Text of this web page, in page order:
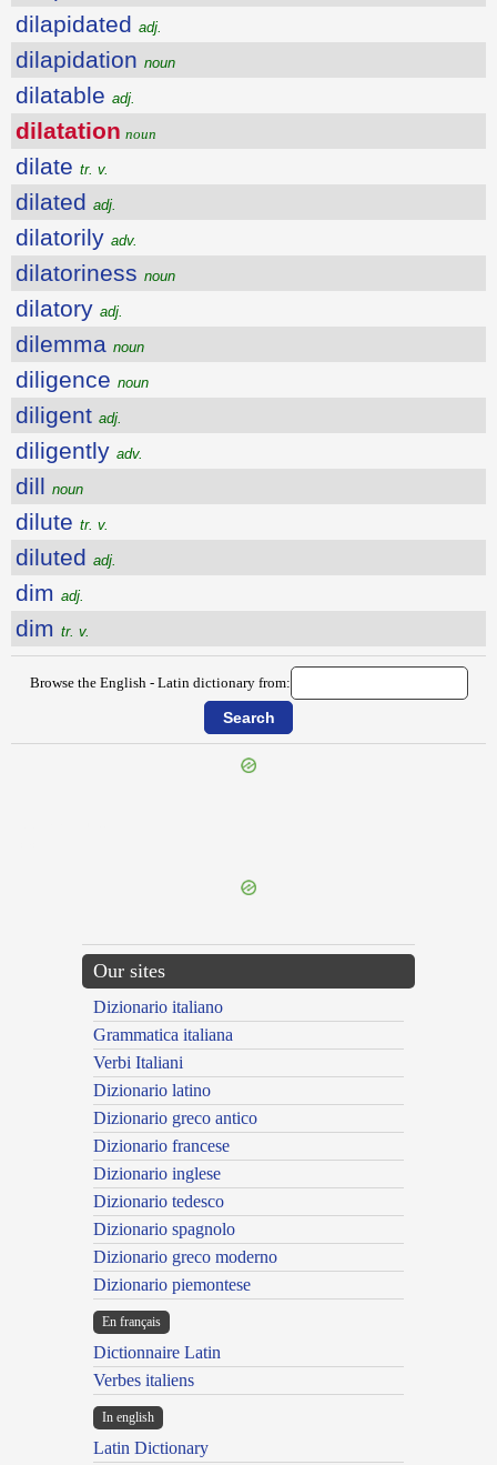
dilapidated adj.
dilapidation noun
dilatable adj.
dilatation noun
dilate tr. v.
dilated adj.
dilatorily adv.
dilatoriness noun
dilatory adj.
dilemma noun
diligence noun
diligent adj.
diligently adv.
dill noun
dilute tr. v.
diluted adj.
dim adj.
dim tr. v.
Browse the English - Latin dictionary from:
Our sites
Dizionario italiano
Grammatica italiana
Verbi Italiani
Dizionario latino
Dizionario greco antico
Dizionario francese
Dizionario inglese
Dizionario tedesco
Dizionario spagnolo
Dizionario greco moderno
Dizionario piemontese
En français
Dictionnaire Latin
Verbes italiens
In english
Latin Dictionary